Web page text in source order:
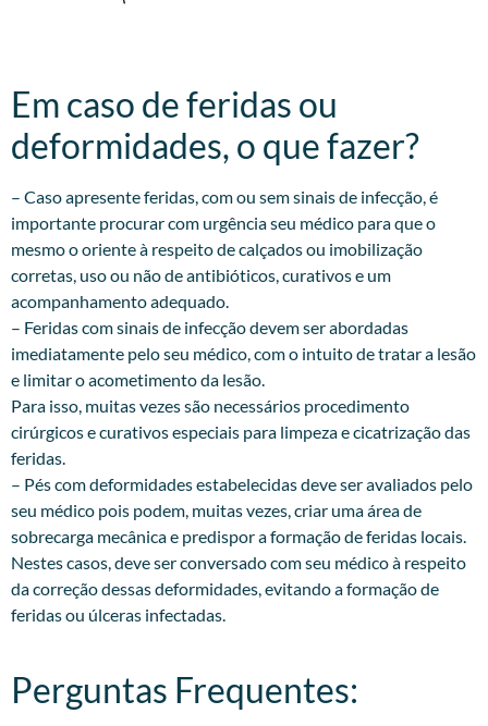
Em caso de feridas ou
deformidades, o que fazer?​
– Caso apresente feridas, com ou sem sinais de infecção, é
importante procurar com urgência seu médico para que o
mesmo o oriente à respeito de calçados ou imobilização
corretas, uso ou não de antibióticos, curativos e um
acompanhamento adequado.
– Feridas com sinais de infecção devem ser abordadas
imediatamente pelo seu médico, com o intuito de tratar a lesão
e limitar o acometimento da lesão.
Para isso, muitas vezes são necessários procedimento
cirúrgicos e curativos especiais para limpeza e cicatrização das
feridas.
– Pés com deformidades estabelecidas deve ser avaliados pelo
seu médico pois podem, muitas vezes, criar uma área de
sobrecarga mecânica e predispor a formação de feridas locais.
Nestes casos, deve ser conversado com seu médico à respeito
da correção dessas deformidades, evitando a formação de
feridas ou úlceras infectadas.
Perguntas Frequentes: